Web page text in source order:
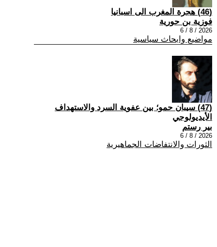
(46) هجرة المغرب الى اسبانيا
فوزية بن حورية
2026 / 8 / 6
مواضيع وابحاث سياسية
(47) سيبان حمو؛ بين عفوية السرد والاستهداف
الأيديولوجي
بير رستم
2026 / 8 / 6
الثورات والانتفاضات الجماهيرية